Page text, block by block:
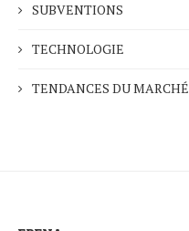
SUBVENTIONS
TECHNOLOGIE
TENDANCES DU MARCHÉ